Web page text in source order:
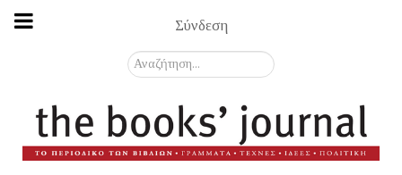
Σύνδεση
Αναζήτηση...